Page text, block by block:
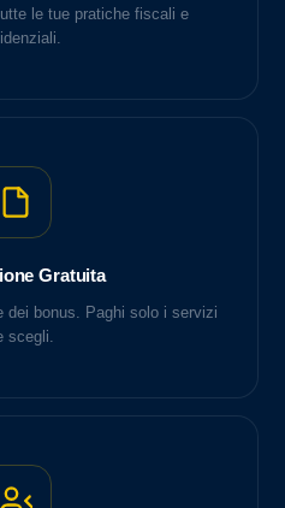
le tue pratiche fiscali e
Gratuita
dei bonus. Paghi solo i servizi
scegli.